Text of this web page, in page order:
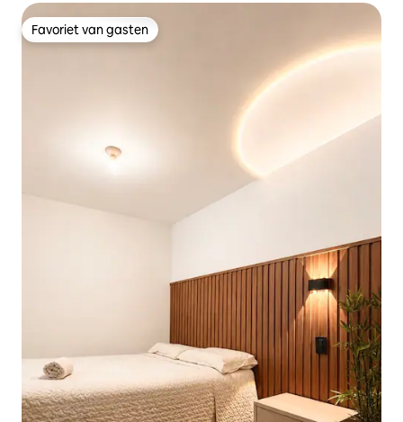
Favoriet van gasten
Favoriet van gasten